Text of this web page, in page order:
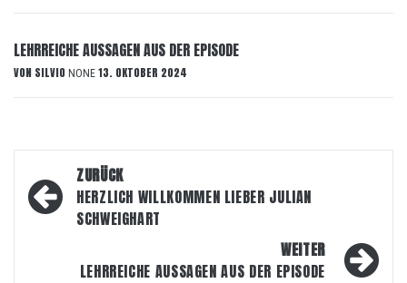
LEHRREICHE AUSSAGEN AUS DER EPISODE
VON SILVIO NONE 13. OKTOBER 2024
Beitragsnavigation
ZURÜCK
HERZLICH WILLKOMMEN LIEBER JULIAN
SCHWEIGHART
WEITER
LEHRREICHE AUSSAGEN AUS DER EPISODE